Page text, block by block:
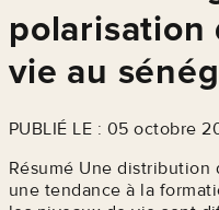
polarisation
vie au
PUBLIÉ LE : 05 octobre
Résumé Une distribution
une tendance à la